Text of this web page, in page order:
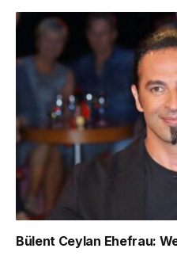
Bülent Ceylan Ehefrau: